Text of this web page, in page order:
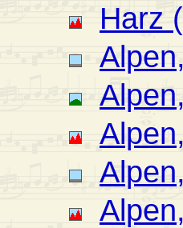
Harz